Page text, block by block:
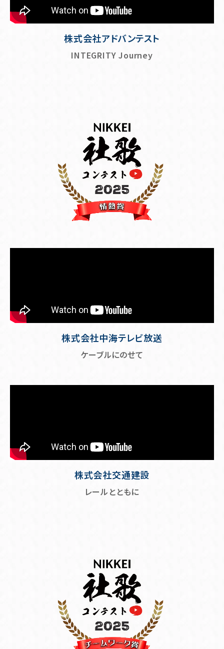
株式会社アドバンテスト
INTEGRITY Journey
株式会社中海テレビ放送
ケーブルにのせて
株式会社交通建設
レールとともに